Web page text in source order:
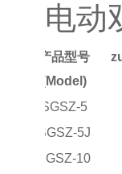
电动
产品型号
(Model)
SGSZ-5
SGSZ-5J
SGSZ-10